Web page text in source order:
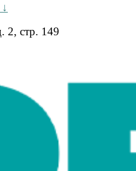
2, стр. 149